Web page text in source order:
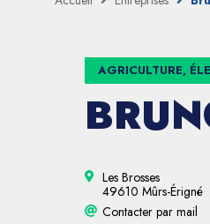
AGRICULTURE,
Les Brosses
49610 Mûrs-Érigné
Contacter par mail